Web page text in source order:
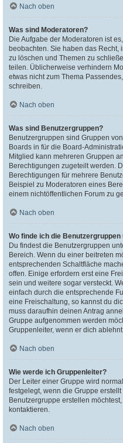
Nach oben
Was sind Moderatoren?
Die Aufgabe der Moderatoren ist
beobachten. Sie haben das Recht,
zu löschen und Themen zu
teilen. Üblicherweise verhindern
etwas nicht zum Thema
schreiben.
Nach oben
Was sind Benutzergruppen?
Benutzergruppen sind Gruppen
Boards in für die Board-
Mitglied kann mehreren Gruppen
Berechtigungen zugeteilt werden.
Berechtigungen für mehrere
Beispiel zu Moderatoren eines
einem nichtöffentlichen Forum zu
Nach oben
Wo finde ich die
Du findest die Benutzergruppen
Bereich. Wenn du einer beitreten
entsprechenden Schaltfläche
offen. Einige erfordern erst eine
sein und weitere sogar versteckt.
einfach durch die entsprechende
eine Freischaltung, so kannst du
muss daraufhin deinen Antrag
Gruppe aufgenommen werden
Gruppenleiter, wenn er dich
Nach oben
Wie werde ich Gruppenleiter?
Der Leiter einer Gruppe wird
festgelegt, wenn die Gruppe
Benutzergruppe erstellen
kontaktieren.
Nach oben